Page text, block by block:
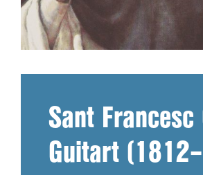
Sant Francesc
Guitart (1812–